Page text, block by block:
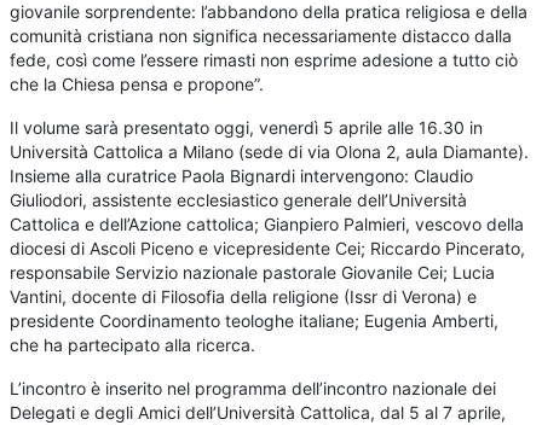
giovanile sorprendente: l’abbandono della pratica religiosa e della
comunità cristiana non significa necessariamente distacco dalla
fede, così come l’essere rimasti non esprime adesione a tutto ciò
che la Chiesa pensa e propone”.
Il volume sarà presentato oggi, venerdì 5 aprile alle 16.30 in
Università Cattolica a Milano (sede di via Olona 2, aula Diamante).
Insieme alla curatrice Paola Bignardi intervengono: Claudio
Giuliodori, assistente ecclesiastico generale dell’Università
Cattolica e dell’Azione cattolica; Gianpiero Palmieri, vescovo della
diocesi di Ascoli Piceno e vicepresidente Cei; Riccardo Pincerato,
responsabile Servizio nazionale pastorale Giovanile Cei; Lucia
Vantini, docente di Filosofia della religione (Issr di Verona) e
presidente Coordinamento teologhe italiane; Eugenia Amberti,
che ha partecipato alla ricerca.
L’incontro è inserito nel programma dell’incontro nazionale dei
Delegati e degli Amici dell’Università Cattolica, dal 5 al 7 aprile,